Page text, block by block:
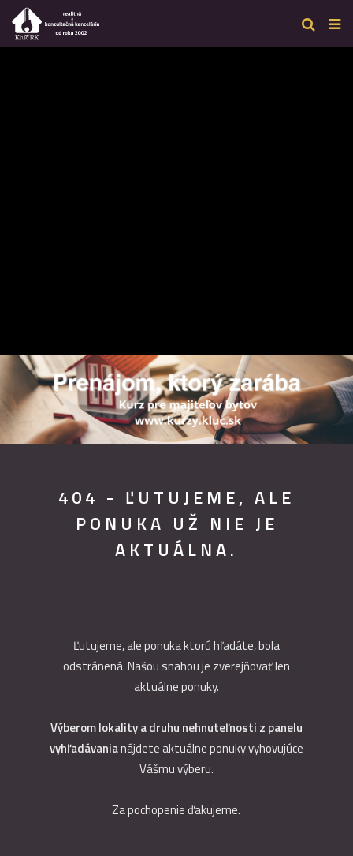
404 - ĽUTUJEME, ALE
PONUKA UŽ NIE JE
AKTUÁLNA.
Ľutujeme, ale ponuka ktorú hľadáte, bola
odstránená. Našou snahou je zverejňovať len
aktuálne ponuky.
Výberom lokality a druhu nehnuteľnosti z panelu
vyhľadávanianájdete aktuálne ponuky vyhovujúce
Vášmu výberu.
Za pochopenie ďakujeme.